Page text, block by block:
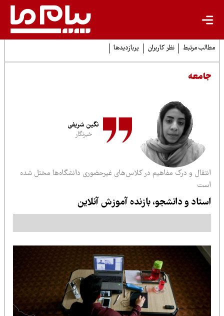
مرتبط نظر کاربران پربازدیدها
نگین شریفی
خبرنگار
و درک مفاهیم در کلاس‌های غیرحضوری دانشگاه‌ها مختل شده
و دانشجو، بازنده آموزش آنلاین